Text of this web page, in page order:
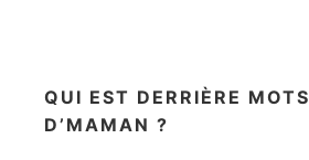
QUI EST DERRIÈRE MOTS
D’MAMAN ?